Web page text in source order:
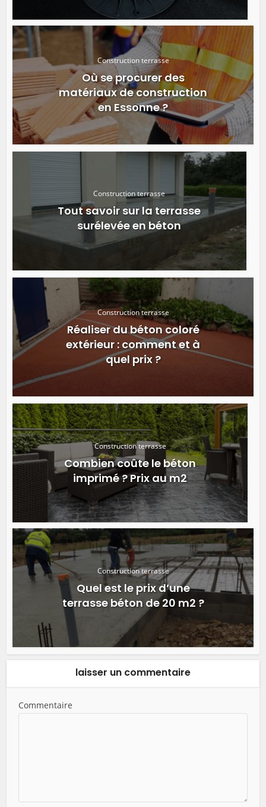
Construction terrasse
Où se procurer des
matériaux de construction
en Essonne ?
Construction terrasse
Tout savoir sur la terrasse
surélevée en béton
Construction terrasse
Réaliser du béton coloré
extérieur : comment et à
quel prix ?
Construction terrasse
Combien coûte le béton
imprimé ? Prix au m2
Construction terrasse
Quel est le prix d’une
terrasse béton de 20 m2 ?
laisser un commentaire
Commentaire